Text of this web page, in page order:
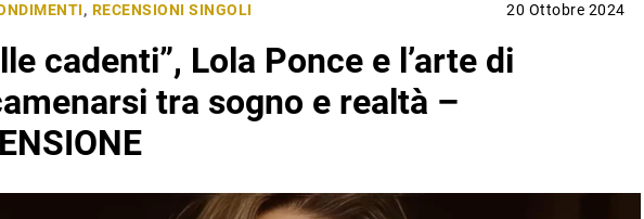
, RECENSIONI SINGOLI 20 Ottobre 2024
cadenti”, Lola Ponce e l’arte di
tra sogno e realtà –